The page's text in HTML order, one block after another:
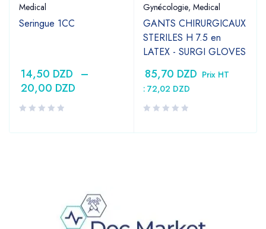
Medical
Seringue 1CC
14,50 DZD –
20,00 DZD
Gynécologie, Medical
GANTS CHIRURGICAUX
STERILES H 7.5 en
LATEX - SURGI GLOVES
85,70 DZD Prix HT
: 72,02 DZD